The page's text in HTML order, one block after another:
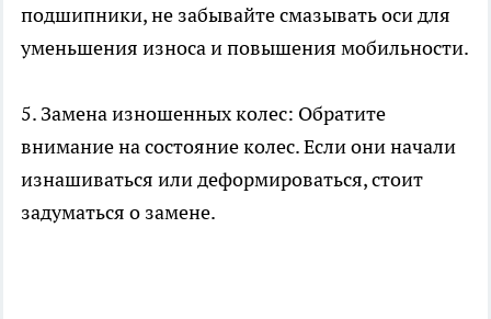
подшипники, не забывайте смазывать оси для
уменьшения износа и повышения мобильности.
5. Замена изношенных колес: Обратите
внимание на состояние колес. Если они начали
изнашиваться или деформироваться, стоит
задуматься о замене.